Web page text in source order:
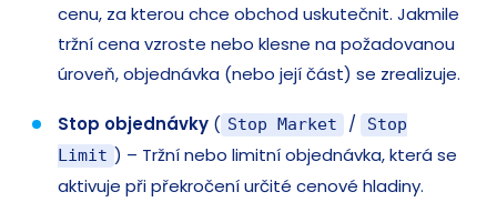
cenu, za kterou chce obchod uskutečnit. Jakmile
tržní cena vzroste nebo klesne na požadovanou
úroveň, objednávka (nebo její část) se zrealizuje.
Stop objednávky ( Stop Market /
Stop
Limit ) – Tržní nebo limitní objednávka, která se
aktivuje při překročení určité cenové hladiny.